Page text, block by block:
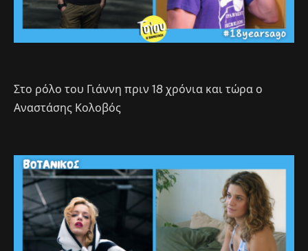
Στο ρόλο του Γιάννη πριν 18 χρόνια και τώρα ο
Αναστάσης Κολοβός